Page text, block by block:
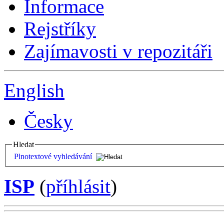
Informace
Rejstříky
Zajímavosti v repozitáři
English
Česky
Hledat
Plnotextové vyhledávání
ISP (příhlásit)